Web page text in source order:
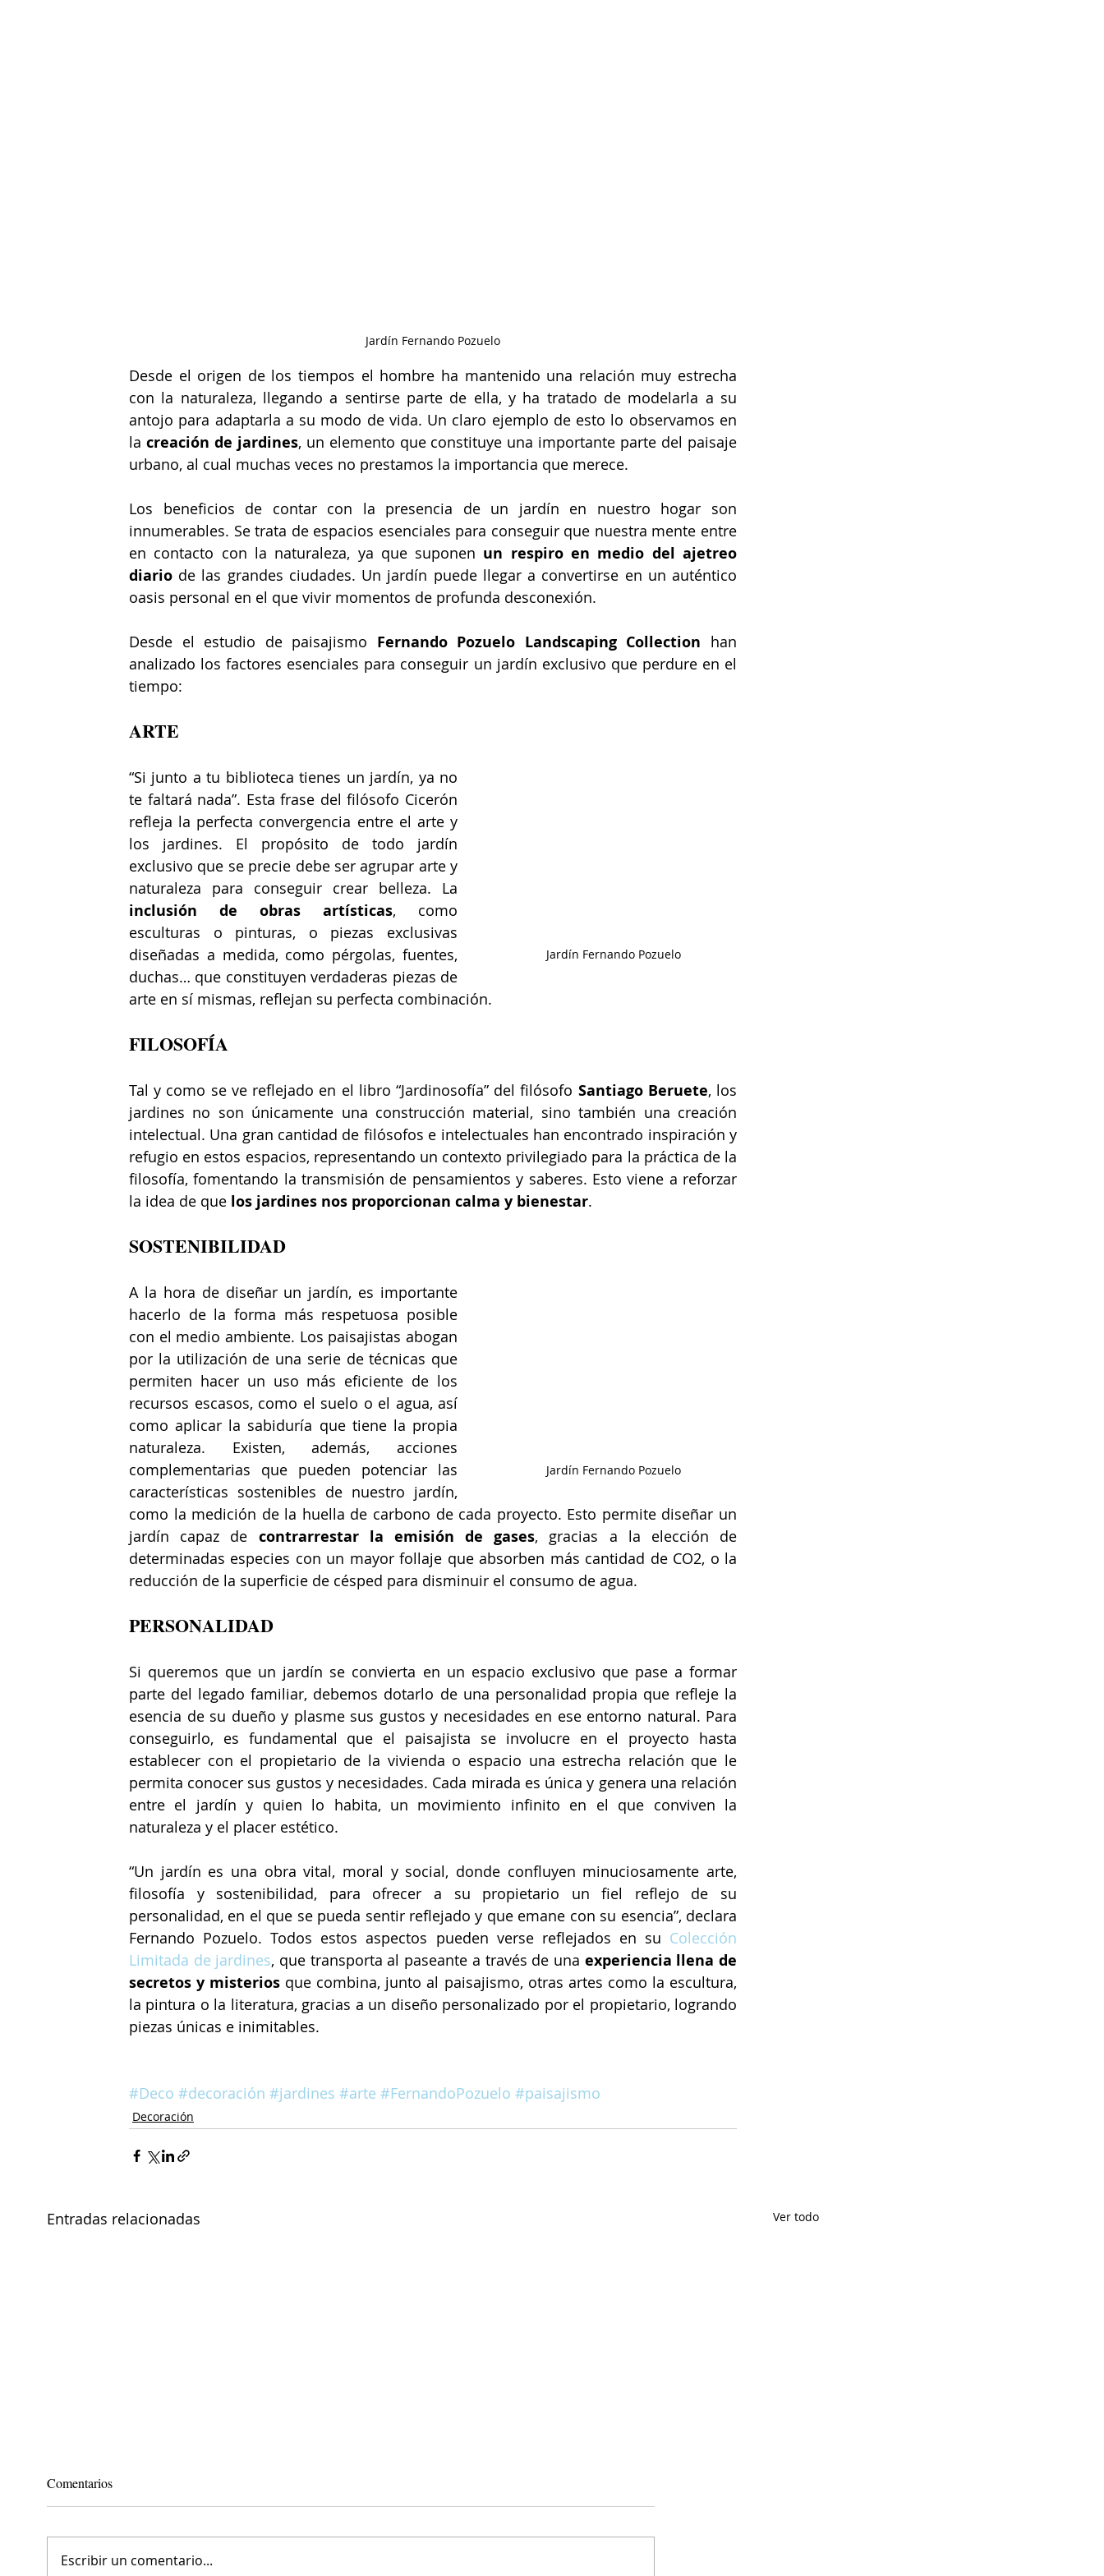
Jardín Fernando Pozuelo
Desde el origen de los tiempos el hombre ha mantenido una relación muy estrecha
con la naturaleza, llegando a sentirse parte de ella, y ha tratado de modelarla a su
antojo para adaptarla a su modo de vida. Un claro ejemplo de esto lo observamos en
la creación de jardines, un elemento que constituye una importante parte del paisaje
urbano, al cual muchas veces no prestamos la importancia que merece.
Los beneficios de contar con la presencia de un jardín en nuestro hogar son
innumerables. Se trata de espacios esenciales para conseguir que nuestra mente entre
en contacto con la naturaleza, ya que suponen un respiro en medio del ajetreo
diario de las grandes ciudades. Un jardín puede llegar a convertirse en un auténtico
oasis personal en el que vivir momentos de profunda desconexión.
Desde el estudio de paisajismo Fernando Pozuelo Landscaping Collection han
analizado los factores esenciales para conseguir un jardín exclusivo que perdure en el
tiempo:
ARTE
Jardín Fernando Pozuelo
“Si junto a tu biblioteca tienes un jardín, ya no
te faltará nada”. Esta frase del filósofo Cicerón
refleja la perfecta convergencia entre el arte y
los jardines. El propósito de todo jardín
exclusivo que se precie debe ser agrupar arte y
inclusión de obras artísticas, como
esculturas o pinturas, o piezas exclusivas
diseñadas a medida, como pérgolas, fuentes,
duchas… que constituyen verdaderas piezas de
arte en sí mismas, reflejan su perfecta combinación.
FILOSOFÍA
Tal y como se ve reflejado en el libro “Jardinosofía” del filósofo Santiago Beruete, los
jardines no son únicamente una construcción material, sino también una creación
intelectual. Una gran cantidad de filósofos e intelectuales han encontrado inspiración y
refugio en estos espacios, representando un contexto privilegiado para la práctica de la
filosofía, fomentando la transmisión de pensamientos y saberes. Esto viene a reforzar
la idea de que los jardines nos proporcionan calma y bienestar.
SOSTENIBILIDAD
Jardín Fernando Pozuelo
A la hora de diseñar un jardín, es importante
hacerlo de la forma más respetuosa posible
con el medio ambiente. Los paisajistas abogan
por la utilización de una serie de técnicas que
permiten hacer un uso más eficiente de los
recursos escasos, como el suelo o el agua, así
como aplicar la sabiduría que tiene la propia
naturaleza. Existen, además, acciones
complementarias que pueden potenciar las
características sostenibles de nuestro jardín,
como la medición de la huella de carbono de cada proyecto. Esto permite diseñar un
jardín capaz de contrarrestar la emisión de gases, gracias a la elección de
determinadas especies con un mayor follaje que absorben más cantidad de CO2, o la
reducción de la superficie de césped para disminuir el consumo de agua.
PERSONALIDAD
Si queremos que un jardín se convierta en un espacio exclusivo que pase a formar
parte del legado familiar, debemos dotarlo de una personalidad propia que refleje la
esencia de su dueño y plasme sus gustos y necesidades en ese entorno natural. Para
conseguirlo, es fundamental que el paisajista se involucre en el proyecto hasta
establecer con el propietario de la vivienda o espacio una estrecha relación que le
permita conocer sus gustos y necesidades. Cada mirada es única y genera una relación
entre el jardín y quien lo habita, un movimiento infinito en el que conviven la
naturaleza y el placer estético.
“Un jardín es una obra vital, moral y social, donde confluyen minuciosamente arte,
filosofía y sostenibilidad, para ofrecer a su propietario un fiel reflejo de su
personalidad, en el que se pueda sentir reflejado y que emane con su esencia”, declara
Fernando Pozuelo. Todos estos aspectos pueden verse reflejados en su Colección
Limitada de jardines, que transporta al paseante a través de una experiencia llena de
secretos y misterios que combina, junto al paisajismo, otras artes como la escultura,
la pintura o la literatura, gracias a un diseño personalizado por el propietario, logrando
piezas únicas e inimitables.
#Deco #decoración #jardines #arte #FernandoPozuelo #paisajismo
Decoración
Entradas relacionadas Ver todo
Comentarios
Escribir un comentario...